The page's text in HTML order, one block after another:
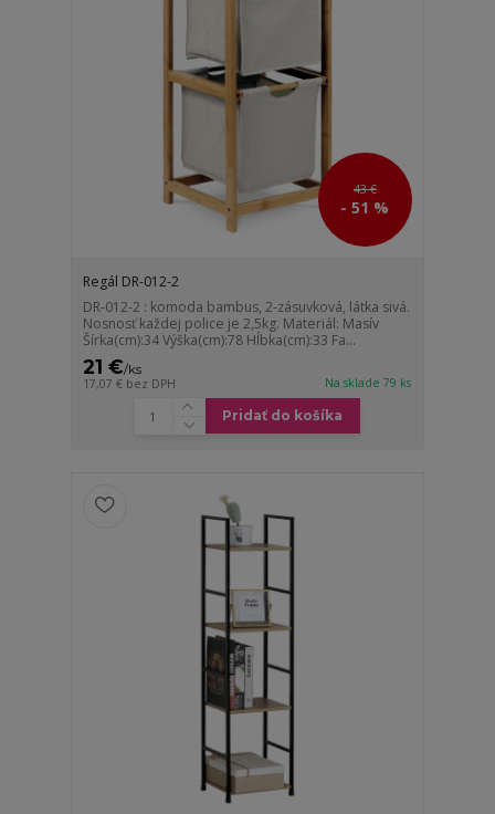
43 €
- 51 %
Regál DR-012-2
DR-012-2 : komoda bambus, 2-zásuvková, látka sivá.
Nosnosť každej police je 2,5kg. Materiál: Masív
Šírka(cm):34 Výška(cm):78 Hĺbka(cm):33 Fa...
21 €/ks
17,07 € bez DPH Na sklade 79 ks
Pridať do košíka